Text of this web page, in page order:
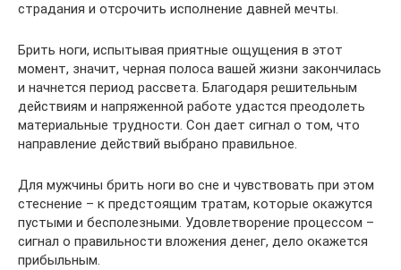
страдания и отсрочить исполнение давней мечты.
Брить ноги, испытывая приятные ощущения в этот
момент, значит, черная полоса вашей жизни закончилась
и начнется период рассвета. Благодаря решительным
действиям и напряженной работе удастся преодолеть
материальные трудности. Сон дает сигнал о том, что
направление действий выбрано правильное.
Для мужчины брить ноги во сне и чувствовать при этом
стеснение – к предстоящим тратам, которые окажутся
пустыми и бесполезными. Удовлетворение процессом –
сигнал о правильности вложения денег, дело окажется
прибыльным.